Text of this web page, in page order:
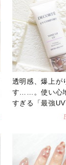
透明感、爆上が
す……。使い心
すぎる「最強